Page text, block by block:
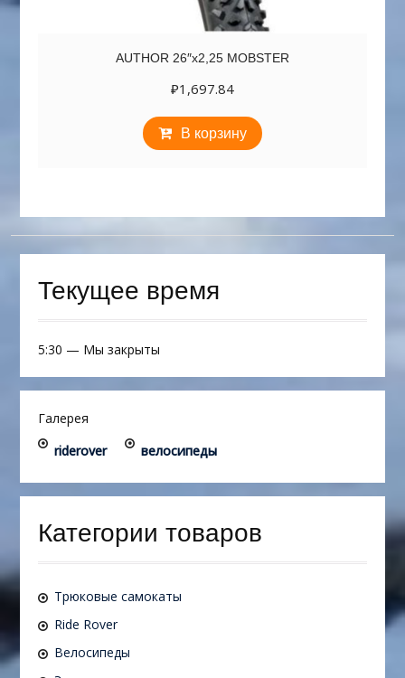
AUTHOR 26″х2,25 MOBSTER
₽1,697.84
В корзину
Текущее время
5:30 — Мы закрыты
Галерея
riderover
велосипеды
Категории товаров
Трюковые самокаты
Ride Rover
Велосипеды